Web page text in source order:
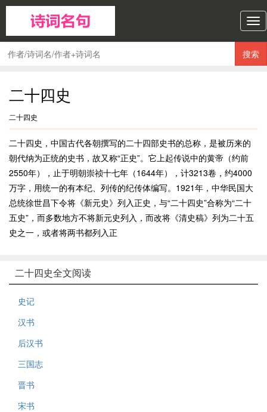
诗
词
名
句
搜索
二十四史
二十四史
二十四史，中国古代各朝撰写的二十四部史书的总称，是被历来的
朝代纳为正统的史书，故又称“正史”。它上起传说中的黄帝（约前
2550年），止于明朝崇祯十七年（1644年），计3213卷，约4000
万字，用统一的有本纪、列传的纪传体编写。1921年，中华民国大
总统徐世昌下令将《新元史》列入正史，与“二十四史”合称为“二十
五史”，而多数地方不将新元史列入，而改将《清史稿》列为二十五
史之一，或者将两书都列入正
二十四史全文阅读
史记
汉书
后汉书
三国志
晋书
宋书